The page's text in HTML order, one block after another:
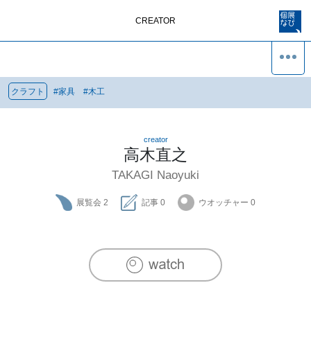
CREATOR
クラフト #家具 #木工
creator
高木直之
TAKAGI Naoyuki
展覧会 2 記事 0 ウオッチャー 0